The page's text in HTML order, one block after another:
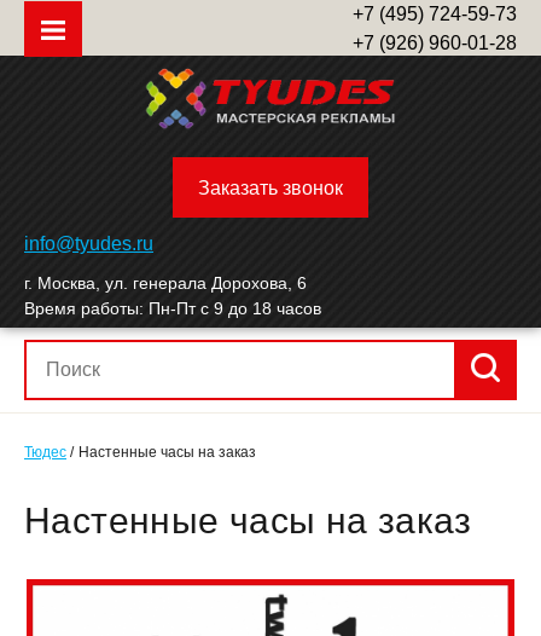
+7 (495) 724-59-73
+7 (926) 960-01-28
Заказать звонок
info@tyudes.ru
г. Москва, ул. генерала Дорохова, 6
Время работы: Пн-Пт с 9 до 18 часов
Тюдес Настенные часы на заказ
Нас­тенные ча­сы на за­каз